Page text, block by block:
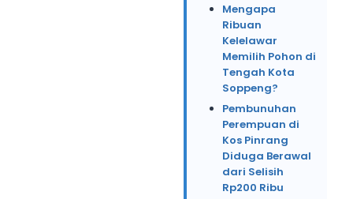
Mengapa
Ribuan
Kelelawar
Memilih Pohon di
Tengah Kota
Soppeng?
Pembunuhan
Perempuan di
Kos Pinrang
Diduga Berawal
dari Selisih
Rp200 Ribu